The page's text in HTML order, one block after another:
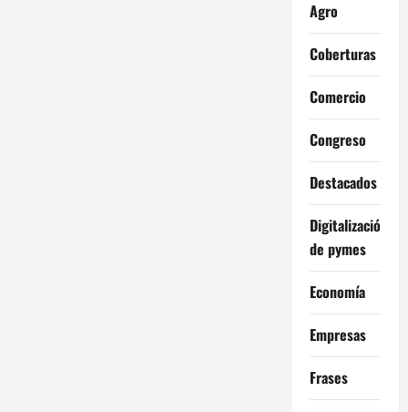
Agro
Coberturas
Comercio
Congreso
Destacados
Digitalización
de pymes
Economía
Empresas
Frases